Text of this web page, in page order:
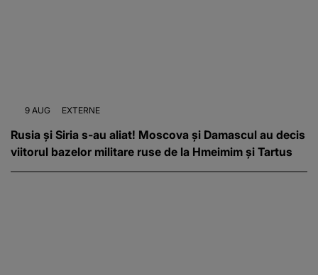
9 AUG EXTERNE
Rusia și Siria s-au aliat! Moscova și Damascul au decis
viitorul bazelor militare ruse de la Hmeimim și Tartus